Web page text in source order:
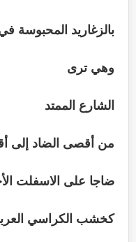
بالزغاريد المحبوسة
وهي ترى
الشارع الممتد
من أقصى الضاد إلى
ضاجا على الاسفلت
كخشب الكراسي